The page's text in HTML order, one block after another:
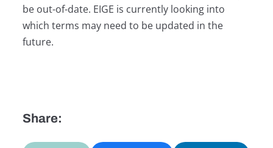
be out-of-date. EIGE is currently looking into
which terms may need to be updated in the
future.
Share: